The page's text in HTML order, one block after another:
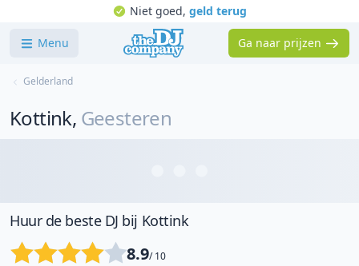
Niet goed, geld terug
Menu Ga naar prijzen
Gelderland
Kottink, Geesteren
Huur de beste DJ bij Kottink
8.9/ 10